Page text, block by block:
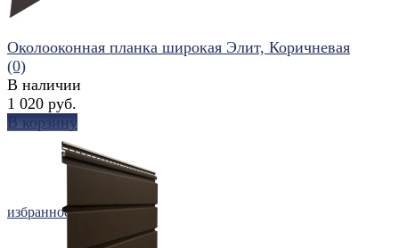
избранное сравнить
Околооконная планка широкая Элит, Коричневая
(0)
В наличии
1 020 руб.
В корзину